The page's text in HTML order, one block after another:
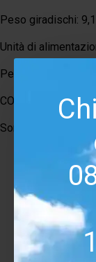
Peso giradischi:
Unità di
Peso alimentatore:
CONFEZIONE
Sono inclusi:
Giradischi
Braccio SME
Clamp
Portatestina
Contrappesi
Accessori di